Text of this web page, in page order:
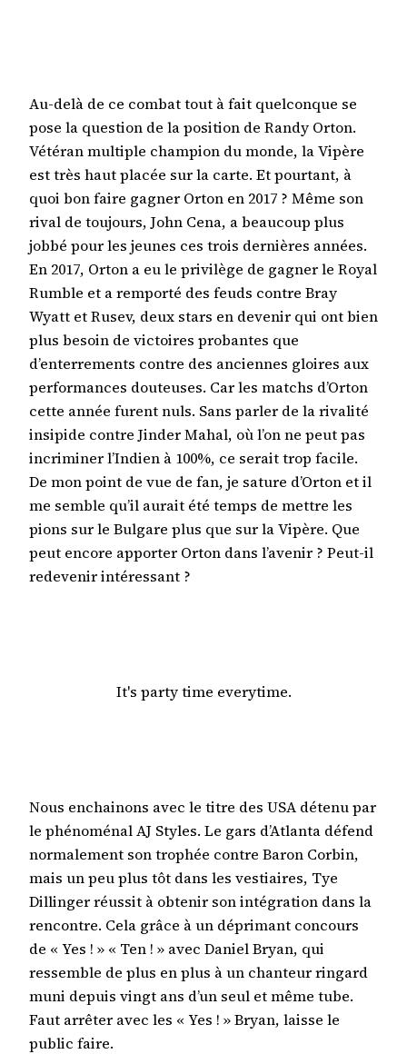
Au-delà de ce combat tout à fait quelconque se
pose la question de la position de Randy Orton.
Vétéran multiple champion du monde, la Vipère
est très haut placée sur la carte. Et pourtant, à
quoi bon faire gagner Orton en 2017 ? Même son
rival de toujours, John Cena, a beaucoup plus
jobbé pour les jeunes ces trois dernières années.
En 2017, Orton a eu le privilège de gagner le Royal
Rumble et a remporté des feuds contre Bray
Wyatt et Rusev, deux stars en devenir qui ont bien
plus besoin de victoires probantes que
d’enterrements contre des anciennes gloires aux
performances douteuses. Car les matchs d’Orton
cette année furent nuls. Sans parler de la rivalité
insipide contre Jinder Mahal, où l’on ne peut pas
incriminer l’Indien à 100%, ce serait trop facile.
De mon point de vue de fan, je sature d’Orton et il
me semble qu’il aurait été temps de mettre les
pions sur le Bulgare plus que sur la Vipère. Que
peut encore apporter Orton dans l’avenir ? Peut-il
redevenir intéressant ?
It's party time everytime.
Nous enchainons avec le titre des USA détenu par
le phénoménal AJ Styles. Le gars d’Atlanta défend
normalement son trophée contre Baron Corbin,
mais un peu plus tôt dans les vestiaires, Tye
Dillinger réussit à obtenir son intégration dans la
rencontre. Cela grâce à un déprimant concours
de « Yes ! » « Ten ! » avec Daniel Bryan, qui
ressemble de plus en plus à un chanteur ringard
muni depuis vingt ans d’un seul et même tube.
Faut arrêter avec les « Yes ! » Bryan, laisse le
public faire.